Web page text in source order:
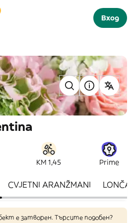
Вход
KM 1,45 Prime
CVJETNI ARANŽMANI
е затворен. Търсите подобен?